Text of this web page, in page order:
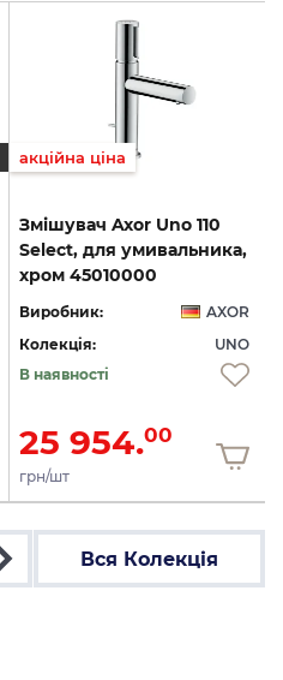
акційна ціна
Змішувач Axor Uno 110
Select, для умивальника,
хром 45010000
Виробник:
AXOR
Колекція:
UNO
В наявності
25 954.00
грн/шт
Вся Колекція